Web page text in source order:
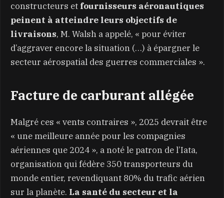
constructeurs et fournisseurs aéronautiques
peinent à atteindre leurs objectifs de
livraisons, M. Walsh a appelé, « pour éviter
d’aggraver encore la situation (…) à épargner le
secteur aérospatial des guerres commerciales ».
Facture de carburant allégée
Malgré ces « vents contraires », 2025 devrait être
« une meilleure année pour les compagnies
aériennes que 2024 », a noté le patron de l’Iata,
organisation qui fédère 350 transporteurs du
monde entier, revendiquant 80% du trafic aérien
sur la planète. La santé du secteur et la